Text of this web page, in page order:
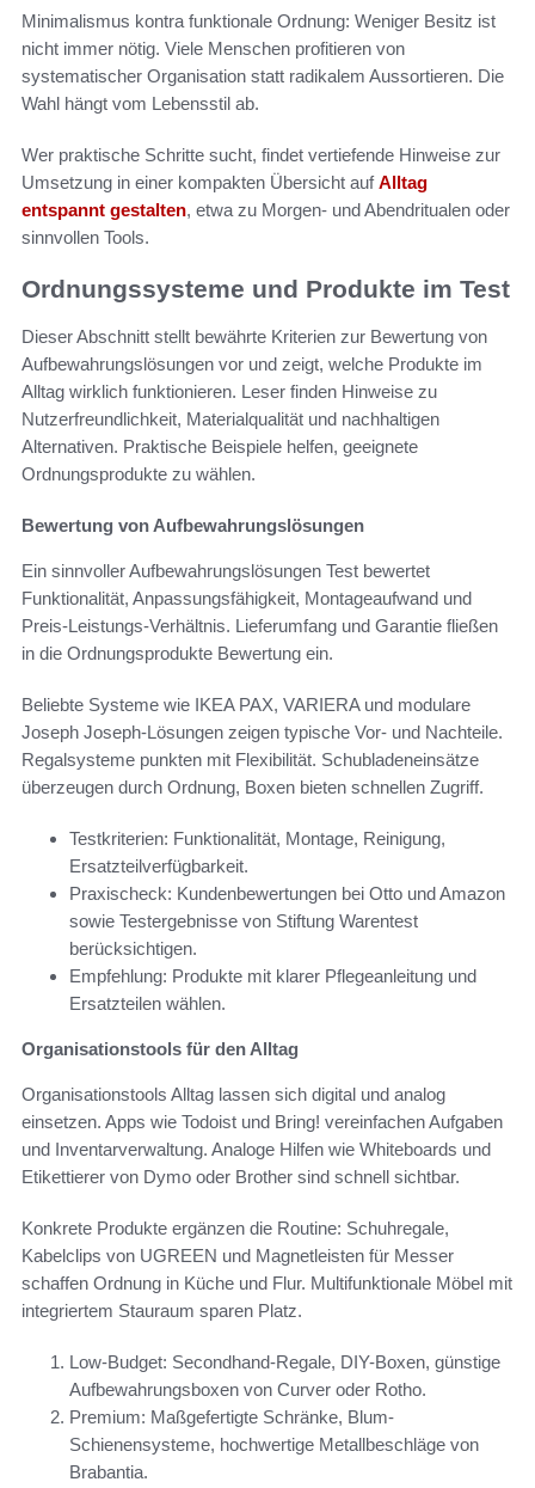
Minimalismus kontra funktionale Ordnung: Weniger Besitz ist
nicht immer nötig. Viele Menschen profitieren von
systematischer Organisation statt radikalem Aussortieren. Die
Wahl hängt vom Lebensstil ab.
Wer praktische Schritte sucht, findet vertiefende Hinweise zur
Umsetzung in einer kompakten Übersicht aufAlltag
entspannt gestalten, etwa zu Morgen- und Abendritualen oder
sinnvollen Tools.
Ordnungssysteme und Produkte im Test
Dieser Abschnitt stellt bewährte Kriterien zur Bewertung von
Aufbewahrungslösungen vor und zeigt, welche Produkte im
Alltag wirklich funktionieren. Leser finden Hinweise zu
Nutzerfreundlichkeit, Materialqualität und nachhaltigen
Alternativen. Praktische Beispiele helfen, geeignete
Ordnungsprodukte zu wählen.
Bewertung von Aufbewahrungslösungen
Ein sinnvoller Aufbewahrungslösungen Test bewertet
Funktionalität, Anpassungsfähigkeit, Montageaufwand und
Preis-Leistungs-Verhältnis. Lieferumfang und Garantie fließen
in die Ordnungsprodukte Bewertung ein.
Beliebte Systeme wie IKEA PAX, VARIERA und modulare
Joseph Joseph-Lösungen zeigen typische Vor- und Nachteile.
Regalsysteme punkten mit Flexibilität. Schubladeneinsätze
überzeugen durch Ordnung, Boxen bieten schnellen Zugriff.
Testkriterien: Funktionalität, Montage, Reinigung,
Ersatzteilverfügbarkeit.
Praxischeck: Kundenbewertungen bei Otto und Amazon
sowie Testergebnisse von Stiftung Warentest
berücksichtigen.
Empfehlung: Produkte mit klarer Pflegeanleitung und
Ersatzteilen wählen.
Organisationstools für den Alltag
Organisationstools Alltag lassen sich digital und analog
einsetzen. Apps wie Todoist und Bring! vereinfachen Aufgaben
und Inventarverwaltung. Analoge Hilfen wie Whiteboards und
Etikettierer von Dymo oder Brother sind schnell sichtbar.
Konkrete Produkte ergänzen die Routine: Schuhregale,
Kabelclips von UGREEN und Magnetleisten für Messer
schaffen Ordnung in Küche und Flur. Multifunktionale Möbel mit
integriertem Stauraum sparen Platz.
Low-Budget: Secondhand-Regale, DIY-Boxen, günstige
Aufbewahrungsboxen von Curver oder Rotho.
Premium: Maßgefertigte Schränke, Blum-
Schienensysteme, hochwertige Metallbeschläge von
Brabantia.